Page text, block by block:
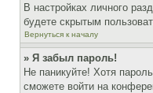
В настройках личного
будете скрытым
Вернуться к началу
» Я забыл пароль!
Не паникуйте! Хотя
сможете войти на